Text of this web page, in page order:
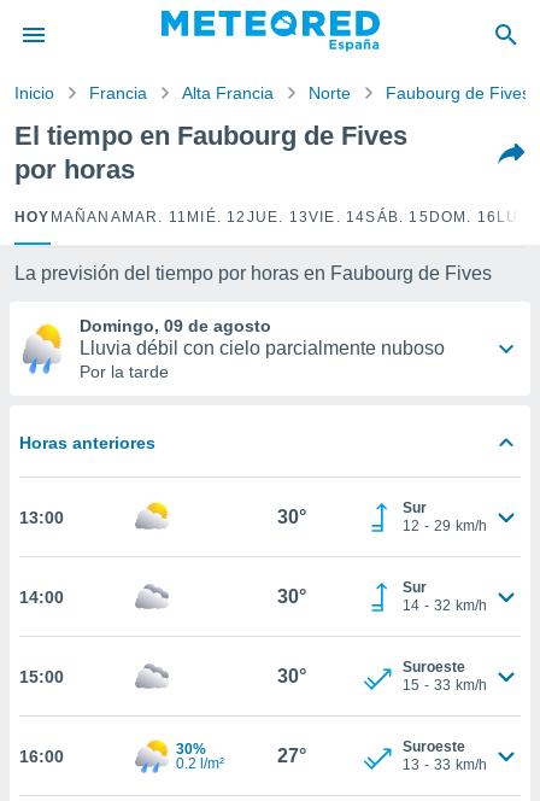
por
para
la
calidad.
a este
las
y
forma
basada
permite
coste.
botón
a la
todas
ya sean
CONTINUAR
Inicio Francia Alta Francia Norte Faubourg de Fives
El tiempo en Faubourg de Fives
por horas
HOY MAÑANA MAR. 11 MIÉ. 12 JUE. 13VIE. 14SÁB. 15 DOM. 16
La previsión del tiempo por horas en Faubourg de Fives
Domingo, 09 de agosto
Lluvia débil con cielo parcialmente nuboso
Por la tarde
Horas anteriores
13:00 30°
Sur
12 - 29 km/h
14:00 30°
Sur
14 - 32 km/h
15:00 30°
Suroeste
15 - 33 km/h
16:00
30%
0.2 l/m²
27°
Suroeste
13 - 33 km/h